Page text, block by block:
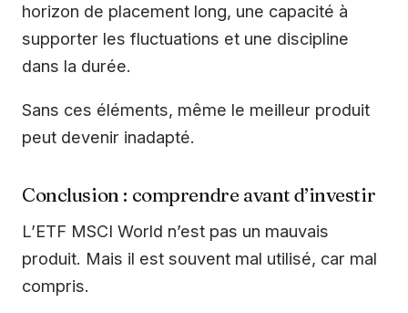
horizon de placement long, une capacité à
supporter les fluctuations et une discipline
dans la durée.
Sans ces éléments, même le meilleur produit
peut devenir inadapté.
Conclusion : comprendre avant d’investir
L’ETF MSCI World n’est pas un mauvais
produit. Mais il est souvent mal utilisé, car mal
compris.